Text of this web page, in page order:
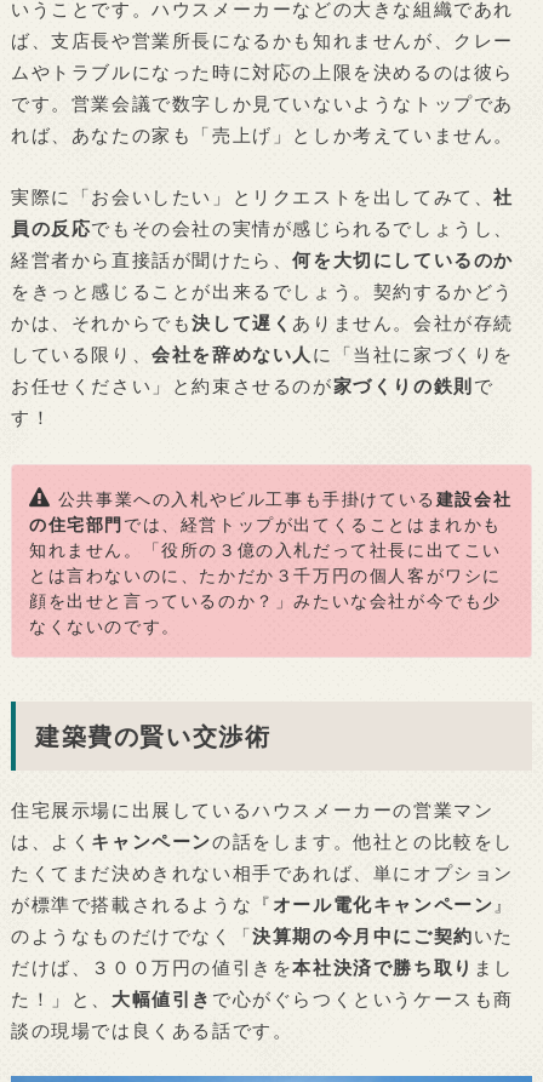
いうことです。ハウスメーカーなどの大きな組織であれ
ば、支店長や営業所長になるかも知れませんが、クレー
ムやトラブルになった時に対応の上限を決めるのは彼ら
です。営業会議で数字しか見ていないようなトップであ
れば、あなたの家も「売上げ」としか考えていません。
実際に「お会いしたい」とリクエストを出してみて、社
員の反応でもその会社の実情が感じられるでしょうし、
経営者から直接話が聞けたら、何を大切にしているのか
をきっと感じることが出来るでしょう。契約するかどう
かは、それからでも決して遅く ありません。会社が存続
している限り、会社を辞めない人 に「当社に家づくりを
お任せください」と約束させるのが家づくりの鉄則 で
す！
公共事業への入札やビル工事も手掛けている 建設会社
の住宅部門 では、経営トップが出てくることはまれかも
知れません。「役所の３億の入札だって社長に出てこい
とは言わないのに、たかだか３千万円の個人客がワシに
顔を出せと言っているのか？」みたいな会社が今でも少
なくないのです。
建築費の賢い交渉術
住宅展示場に出展しているハウスメーカーの営業マン
は、よく キャンペーンの話をします。他社との比較をし
たくてまだ決めきれない相手であれば、単にオプション
が標準で搭載されるような『 オール電化キャンペーン 』
のようなものだけでなく「決算期の今月中にご契約いた
だけば、３００万円の値引きを本社決済で勝ち取り まし
た！」と、 大幅値引き で心がぐらつくというケースも商
談の現場では良くある話です。